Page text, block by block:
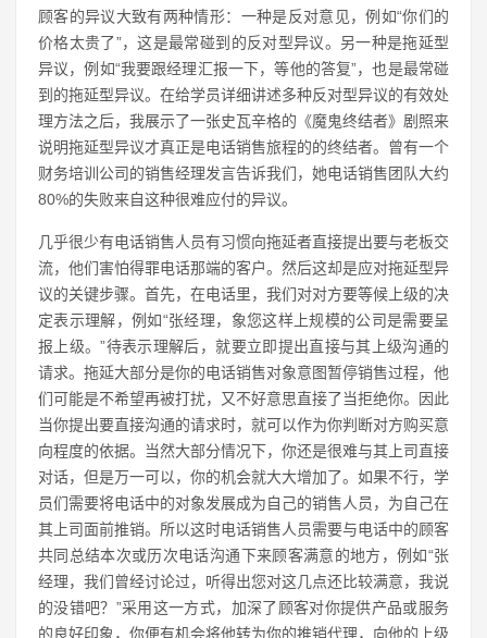
顾客的异议大致有两种情形：一种是反对意见，例如“你们的
价格太贵了”，这是最常碰到的反对型异议。另一种是拖延型
异议，例如“我要跟经理汇报一下，等他的答复”，也是最常碰
到的拖延型异议。在给学员详细讲述多种反对型异议的有效处
理方法之后，我展示了一张史瓦辛格的《魔鬼终结者》剧照来
说明拖延型异议才真正是电话销售旅程的的终结者。曾有一个
财务培训公司的销售经理发言告诉我们，她电话销售团队大约
80%的失败来自这种很难应付的异议。
几乎很少有电话销售人员有习惯向拖延者直接提出要与老板交
流，他们害怕得罪电话那端的客户。然后这却是应对拖延型异
议的关键步骤。首先，在电话里，我们对对方要等候上级的决
定表示理解，例如“张经理，象您这样上规模的公司是需要呈
报上级。”待表示理解后，就要立即提出直接与其上级沟通的
请求。拖延大部分是你的电话销售对象意图暂停销售过程，他
们可能是不希望再被打扰，又不好意思直接了当拒绝你。因此
当你提出要直接沟通的请求时，就可以作为你判断对方购买意
向程度的依据。当然大部分情况下，你还是很难与其上司直接
对话，但是万一可以，你的机会就大大增加了。如果不行，学
员们需要将电话中的对象发展成为自己的销售人员，为自己在
其上司面前推销。所以这时电话销售人员需要与电话中的顾客
共同总结本次或历次电话沟通下来顾客满意的地方，例如“张
经理，我们曾经讨论过，听得出您对这几点还比较满意，我说
的没错吧？”采用这一方式，加深了顾客对你提供产品或服务
的良好印象，你便有机会将他转为你的推销代理，向他的上级